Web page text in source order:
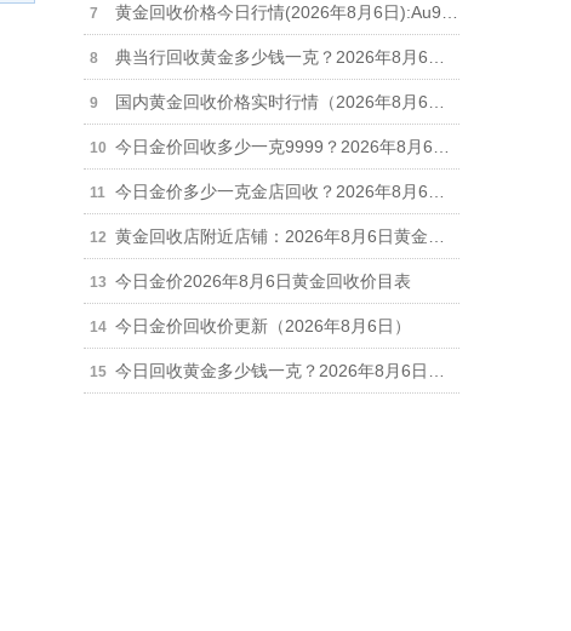
今日金价2026年8月6日黄金回收价目表
今日金价回收价更新（2026年8月6日）